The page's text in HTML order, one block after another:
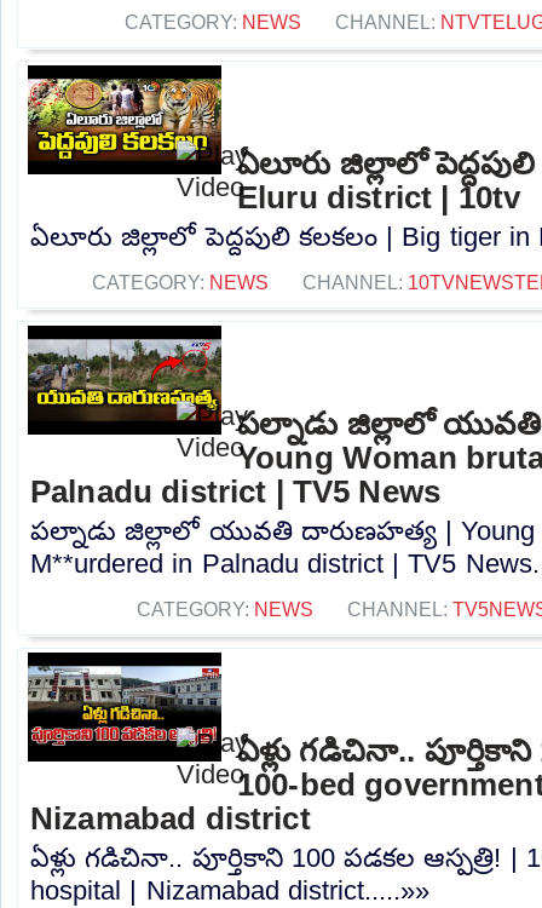
CATEGORY: NEWS CHANNEL:
ఏలూరు జిల్లాలో
Eluru district | 10tv
ఏలూరు జిల్లాలో పెద్దపులి కలకలం | Big tiger in
CATEGORY: NEWS CHANNEL:
పల్నాడు జిల్లాలో
Young Woman
Palnadu district | TV5 News
పల్నాడు జిల్లాలో యువతి దారుణహత్య | Young
M**urdered in Palnadu district | TV5
CATEGORY: NEWS CHANNEL:
ఏళ్లు గడిచినా.. పూర్తికాని
100-bed
Nizamabad district
ఏళ్లు గడిచినా.. పూర్తికాని 100 పడకల ఆస్పత్రి! |
hospital | Nizamabad district.....»»